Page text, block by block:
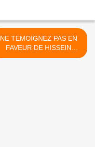
NE TEMOIGNEZ PAS EN
FAVEUR DE HISSEIN
HABRÉ >